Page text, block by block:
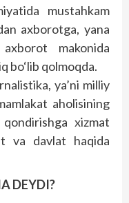
mustahkam
axborotga, yana
makonida
bo‘lib qolmoqda.
ya’ni milliy
aholisining
xizmat
va davlat haqida
DEYDI?